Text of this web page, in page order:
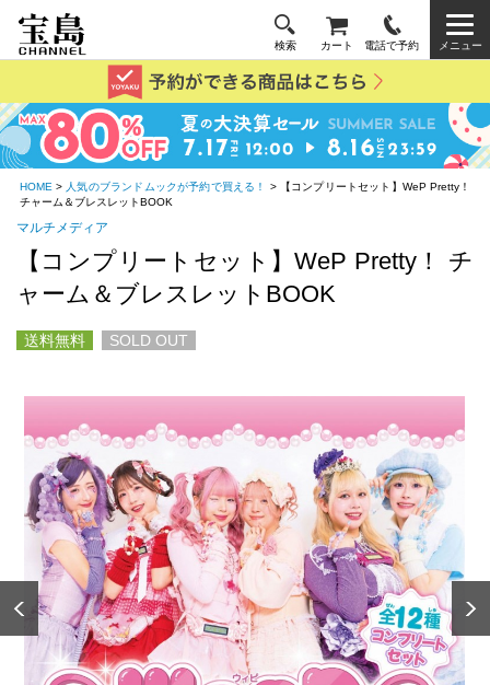
検索 カート 電話で予約 メニュー
HOME > 人気のブランドムックが予約で買える！
> 【コンプリートセット】WeP Pretty！
チャーム＆ブレスレットBOOK
マルチメディア
【コンプリートセット】WeP Pretty！ チ
ャーム＆ブレスレットBOOK
送料無料 SOLD OUT